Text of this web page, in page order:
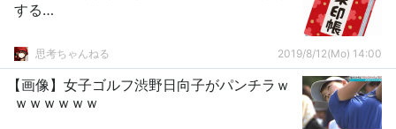
する…
思考ちゃんねる 2019/8/12(Mo) 14:00
【画像】女子ゴルフ渋野日向子がパンチラｗ
ｗｗｗｗｗｗ